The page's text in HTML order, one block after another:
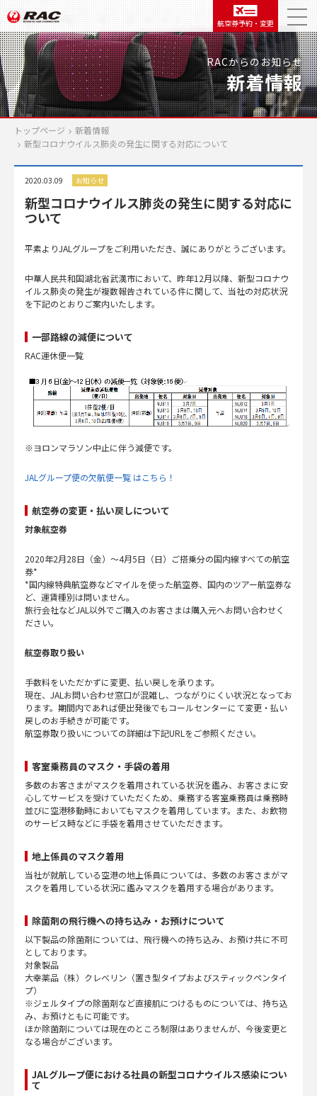
航空券予約・変更
RACからのお知らせ
新着情報
トップページ
新着情報
新型コロナウイルス肺炎の発生に関する対応について
2020.03.09 お知らせ
新型コロナウイルス肺炎の発生に関する対応に
ついて
平素よりJALグループをご利用いただき、誠にありがとうございます。
中華人民共和国湖北省武漢市において、昨年12月以降、新型コロナウ
イルス肺炎の発生が複数報告されている件に関して、当社の対応状況
を下記のとおりご案内いたします。
一部路線の減便について
RAC運休便一覧
※ヨロンマラソン中止に伴う減便です。
JALグループ便の欠航便一覧 はこちら！
航空券の変更・払い戻しについて
対象航空券
2020年2月28日（金）～4月5日（日）ご搭乗分の国内線すべての航空
券*
*国内線特典航空券などマイルを使った航空券、国内のツアー航空券な
ど、運賃種別は問いません。
旅行会社などJAL以外でご購入のお客さまは購入元へお問い合わせく
ださい。
航空券取り扱い
手数料をいただかずに変更、払い戻しを承ります。
現在、JALお問い合わせ窓口が混雑し、つながりにくい状況となってお
ります。期間内であれば便出発後でもコールセンターにて変更・払い
戻しのお手続きが可能です。
航空券取り扱いについての詳細は下記URLをご参照ください。
客室乗務員のマスク・手袋の着用
多数のお客さまがマスクを着用されている状況を鑑み、お客さまに安
心してサービスを受けていただくため、乗務する客室乗務員は乗務時
並びに空港移動時においてもマスクを着用しています。また、お飲物
のサービス時などに手袋を着用させていただきます。
地上係員のマスク着用
当社が就航している空港の地上係員については、多数のお客さまがマ
スクを着用している状況に鑑みマスクを着用する場合があります。
除菌剤の飛行機への持ち込み・お預けについて
以下製品の除菌剤については、飛行機への持ち込み、お預け共に不可
としております。
対象製品
大幸薬品（株）クレべリン（置き型タイプおよびスティックペンタイ
プ）
※ジェルタイプの除菌剤など直接肌につけるものについては、持ち込
み、お預けともに可能です。
ほか除菌剤については現在のところ制限はありませんが、今後変更と
なる場合がございます。
JALグループ便における社員の新型コロナウイルス感染につい
て